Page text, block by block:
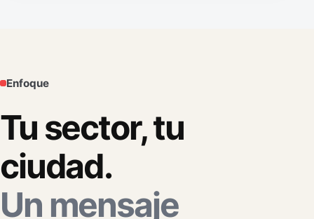
Enfoque
Tu sector, tu
ciudad.
Un mensaje